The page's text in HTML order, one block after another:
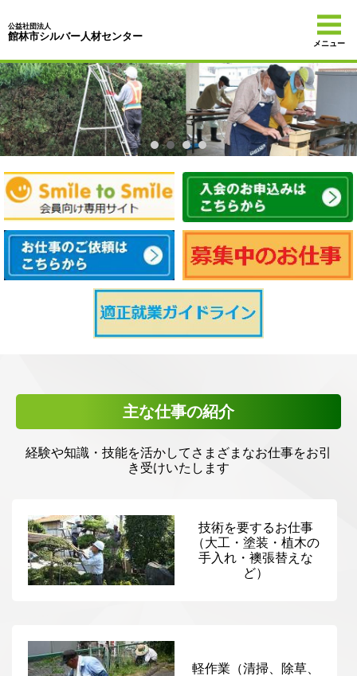
公益社団法人
館林市シルバー人材センター
メニュー
主な仕事の紹介
経験や知識・技能を活かしてさまざまなお仕事をお引
き受けいたします
技術を要するお仕事
（大工・塗装・植木の
手入れ・襖張替えな
ど）
軽作業（清掃、除草、